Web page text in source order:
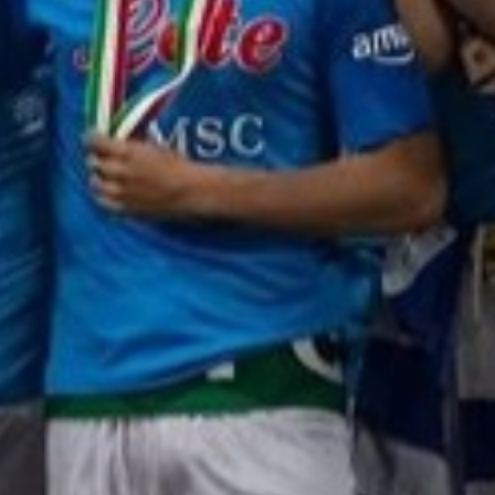
alla medicina sportiva, alla tattica. Una
premessa: la scienza non è democratica e
spesso purtroppo sento e leggo parlare
persone di medicina, preparazione atletica e
recupero che non hanno né i titoli né la
competenza né la preparazione. A parte il
dott. De Luca, il mio collega, abbiamo uno
staff composto da 8 fisioterapisti di
altissimo livello e facciamo test continui sui
giocatori per cercare di intercettare più
problematiche possibili . Noi abbiamo una
continua collaborazione con le aree fisiche,
tecniche ed atletiche: i dati fisici di
allenamenti e partite ci dicono che, anche...